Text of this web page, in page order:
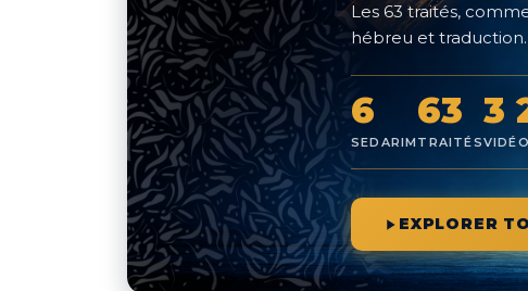
Les 63 traités,
hébreu et traduction.
6
SEDARIM
63
TRAITÉS
3
EXPLORER